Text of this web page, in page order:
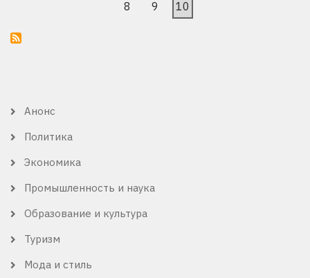
страница
Страница
8 Страница
9
Текущая
10
КАТЕГОРИЯ
ОБЗОРА
Анонс
Политика
Экономика
Промышленность и наука
Образование и культура
Туризм
Мода и стиль